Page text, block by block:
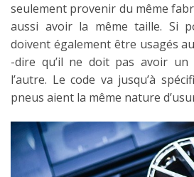
seulement provenir du même
aussi avoir la même taille. Si
doivent également être usagés
-dire qu’il ne doit pas avoir
l’autre. Le code va jusqu’à
pneus aient la même nature